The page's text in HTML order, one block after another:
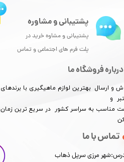
درباره فروشگاه ما
و ارسال بهترین لوازم ماهیگیری با برندهای
و
مناسب به سراسر کشور در سریع ترین زمان
تماس با ما
مرزی سرپل ذهاب
پشتیبانی و مشاوره
پشتیبانی و مشاوه خرید در
پلت فرم های اجتماعی و تماس